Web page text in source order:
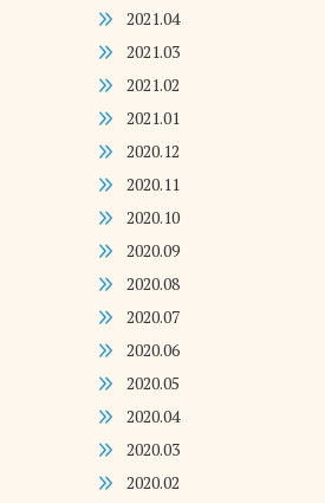
2021.04
2021.03
2021.02
2021.01
2020.12
2020.11
2020.10
2020.09
2020.08
2020.07
2020.06
2020.05
2020.04
2020.03
2020.02